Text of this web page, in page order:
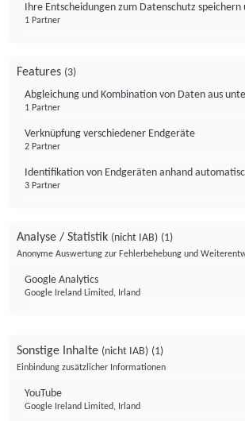
Ihre Entscheidungen zum Datenschutz
1 Partner
Features (3)
Abgleichung und Kombination von Daten aus
1 Partner
Verknüpfung verschiedener Endgeräte
2 Partner
Identifikation von Endgeräten anhand
3 Partner
Analyse / Statistik (nicht IAB) (1)
Anonyme Auswertung zur Fehlerbehebung und
Google Analytics
Google Ireland Limited, Irland
Sonstige Inhalte (nicht IAB) (1)
Einbindung zusätzlicher Informationen
YouTube
Google Ireland Limited, Irland